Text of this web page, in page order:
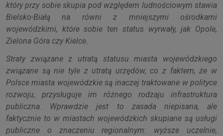
który przy sobie skupia pod względem ludnościowym stawia
Bielsko-Białą na równi z mniejszymi ośrodkami
wojewódzkimi, które sobie ten status wyrwały, jak Opole,
Zielona Góra czy Kielce.
Straty związane z utratą statusu miasta wojewódzkiego
związane są nie tyle z utratą urzędów, co z faktem, że w
Polsce miasta wojewódzkie są inaczej traktowane w polityce
rozwoju, przysługuje im różnego rodzaju infrastruktura
publiczna. Wprawdzie jest to zasada niepisana, ale
faktycznie to w miastach wojewódzkich skupiane są usługi
publiczne o znaczeniu regionalnym: wyższe uczelnie,